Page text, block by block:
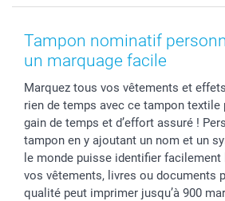
Cadres photo, accessoires déco &
Coques smartphone
Statut de ma commnade
Tampon nominatif
un marquage facile
Marquez tous vos vêtements et
rien de temps avec ce tampon textile
gain de temps et d’effort assuré !
tampon en y ajoutant un nom et un
le monde puisse identifier facilement
vos vêtements, livres ou documents
qualité peut imprimer jusqu’à 900